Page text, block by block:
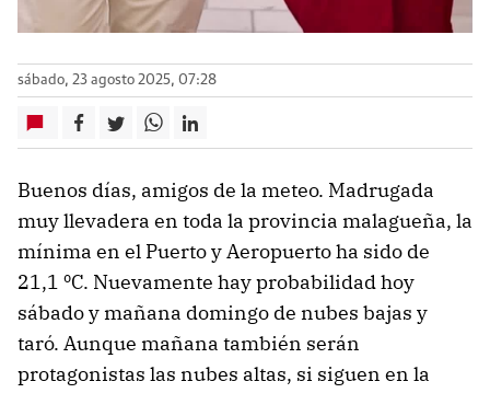
sábado, 23 agosto 2025, 07:28
Buenos días, amigos de la meteo. Madrugada
muy llevadera en toda la provincia malagueña, la
mínima en el Puerto y Aeropuerto ha sido de
21,1 ºC. Nuevamente hay probabilidad hoy
sábado y mañana domingo de nubes bajas y
taró. Aunque mañana también serán
protagonistas las nubes altas, si siguen en la